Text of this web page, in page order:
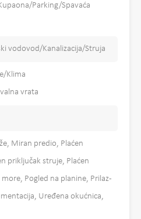
Parking/Spavaća
vodovod/Kanalizacija/Struja
Klima
vrata
Miran predio, Plaćen
priključak struje, Plaćen
Pogled na planine, Prilaz -
Uređena okućnica,